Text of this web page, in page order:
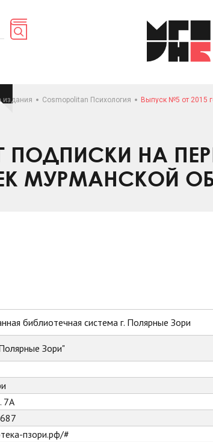
издания Cosmopolitan Психология Выпуск №5 от 2015
НА
МУРМАНСКОЙ
библиотечная система г. Полярные Зори
Зори"
7А
пзори.рф/#